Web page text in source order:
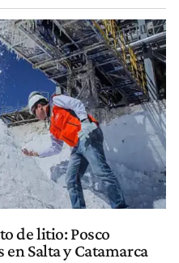
de litio: Posco
Salta y Catamarca